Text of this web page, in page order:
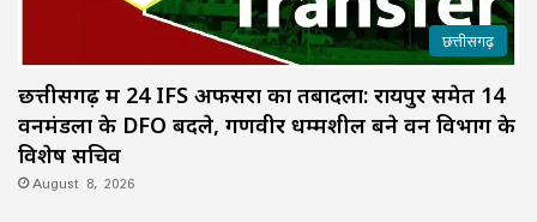
छत्तीसगढ़
छत्तीसगढ़ में 24 IFS अफसरों का तबादला: रायपुर समेत 14
वनमंडलों के DFO बदले, गणवीर धम्मशील बने वन विभाग के
विशेष सचिव
August 8, 2026